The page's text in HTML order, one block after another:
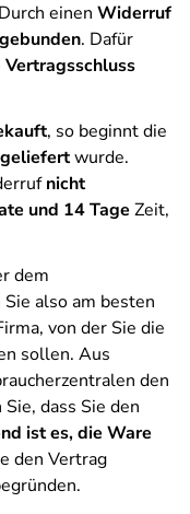
einen Widerruf
. Dafür
Vertragsschluss
, so beginnt die
wurde.
nicht
und 14 Tage Zeit,
dem
also am besten
von der Sie die
sollen. Aus
den
dass Sie den
ist es, die Ware
den Vertrag